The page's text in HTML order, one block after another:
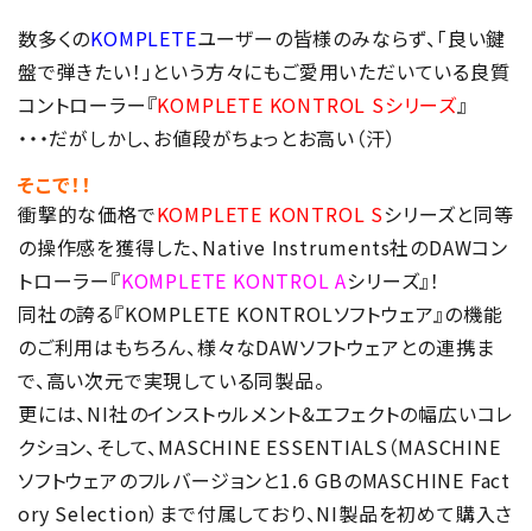
数多くのKOMPLETEユーザーの皆様のみならず、「良い鍵
盤で弾きたい！」という方々にもご愛用いただいている良質
コントローラー『KOMPLETE KONTROL Sシリーズ』
・・・だがしかし、お値段がちょっとお高い（汗）
そこで！！
衝撃的な価格でKOMPLETE KONTROL Sシリーズと同等
の操作感を獲得した、Native Instruments社のDAWコン
トローラー『KOMPLETE KONTROL Aシリーズ』！
同社の誇る『KOMPLETE KONTROLソフトウェア』の機能
のご利用はもちろん、様々なDAWソフトウェアとの連携ま
で、高い次元で実現している同製品。
更には、NI社のインストゥルメント&エフェクトの幅広いコレ
クション、そして、MASCHINE ESSENTIALS（MASCHINE
ソフトウェアのフルバージョンと1.6 GBのMASCHINE Fact
ory Selection）まで付属しており、NI製品を初めて購入さ